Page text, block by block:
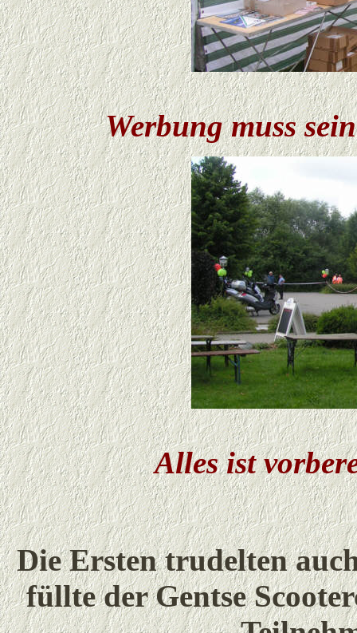
Werbung muss
Alles ist
Die Ersten trudelten
füllte der Gentse